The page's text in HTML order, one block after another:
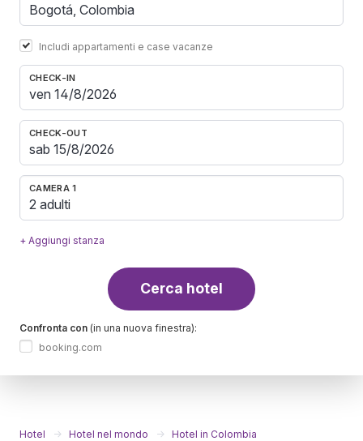
Includi appartamenti e case vacanze
CHECK-IN
CHECK-OUT
CAMERA 1
2 adulti
+ Aggiungi stanza
Cerca hotel
Confronta con (in una nuova finestra):
booking.com
Hotel Hotel nel mondo
Hotel in Colombia